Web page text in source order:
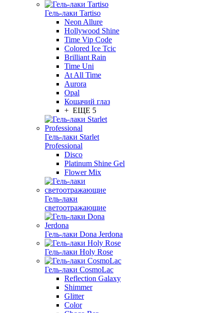
Гель-лаки Tartiso
Neon Allure
Hollywood Shine
Time Vip Code
Colored Ice Tcic
Brilliant Rain
Time Uni
At All Time
Aurora
Opal
Кошачий глаз
+ ЕЩЕ 5
Гель-лаки Starlet
Professional
Disco
Platinum Shine Gel
Flower Mix
Гель-лаки
светоотражающие
Гель-лаки Dona Jerdona
Гель-лаки Holy Rose
Гель-лаки CosmoLac
Reflection Galaxy
Shimmer
Glitter
Color